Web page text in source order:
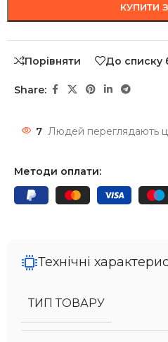
КУПИТИ
Порівняти До списку
Share:
7 Людей переглядають
Методи оплати:
Технічні
ТИП ТОВАРУ